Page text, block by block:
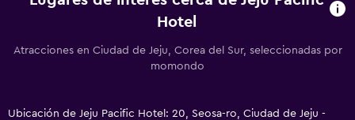
Estacionamiento y transporte
Estacionamiento gratuito
Hotel
Atracciones en Ciudad de Jeju, Corea del Sur, seleccionadas por
momondo
Ubicación de Jeju Pacific Hotel: 20, Seosa-ro, Ciudad de Jeju -